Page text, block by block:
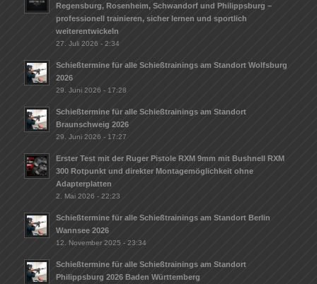
Regensburg, Rosenheim, Schwandorf und Philippsburg –
professionell trainieren, sicher lernen und sportlich
weiterentwickeln
27. Juli 2026 - 2:34
Schießtermine für alle Schießtrainings am Standort Wolfsburg
2026
29. Juni 2026 - 17:28
Schießtermine für alle Schießtrainings am Standort
Braunschweig 2026
29. Juni 2026 - 17:27
Erster Test mit der Ruger Pistole RXM 9mm mit Bushnell RXM
300 Rotpunkt und direkter Montagemöglichkeit ohne
Adapterplatten
2. Mai 2026 - 22:23
Schießtermine für alle Schießtrainings am Standort Berlin
Wannsee 2026
12. November 2025 - 23:34
Schießtermine für alle Schießtrainings am Standort
Philippsburg 2026 Baden Württemberg